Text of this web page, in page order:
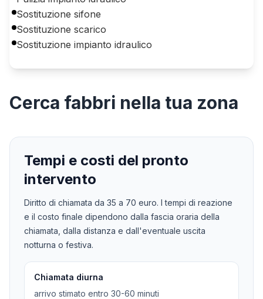
Sostituzione sifone
Sostituzione scarico
Sostituzione impianto idraulico
Cerca fabbri nella tua zona
Tempi e costi del pronto
intervento
Diritto di chiamata da 35 a 70 euro. I tempi di reazione
e il costo finale dipendono dalla fascia oraria della
chiamata, dalla distanza e dall'eventuale uscita
notturna o festiva.
Chiamata diurna
arrivo stimato entro 30-60 minuti